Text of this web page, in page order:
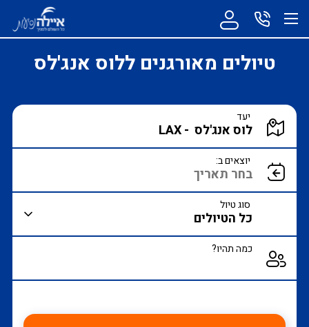
טיולים מאורגנים ללוס אנג'לס
יעדהקלד יעד או עבור לכפתור הבא לבחירת יעד מרשימה
הצג רשימת יעדים לבחירה
יוצאים ב:
סוג טיול
כמה תהיו?